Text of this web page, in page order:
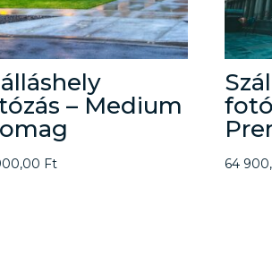
– Medium
Ft 64